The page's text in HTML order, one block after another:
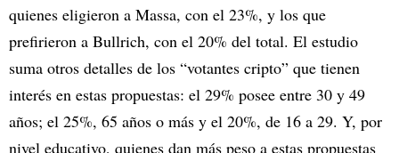
quienes eligieron a Massa, con el 23%, y los que
prefirieron a Bullrich, con el 20% del total. El estudio
suma otros detalles de los “votantes cripto” que tienen
interés en estas propuestas: el 29% posee entre 30 y 49
años; el 25%, 65 años o más y el 20%, de 16 a 29. Y, por
nivel educativo, quienes dan más peso a estas propuestas